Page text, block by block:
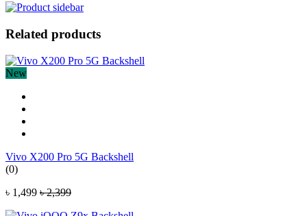
Related products
New
Vivo X200 Pro 5G Backshell
(0)
৳ 1,499 ৳ 2,399